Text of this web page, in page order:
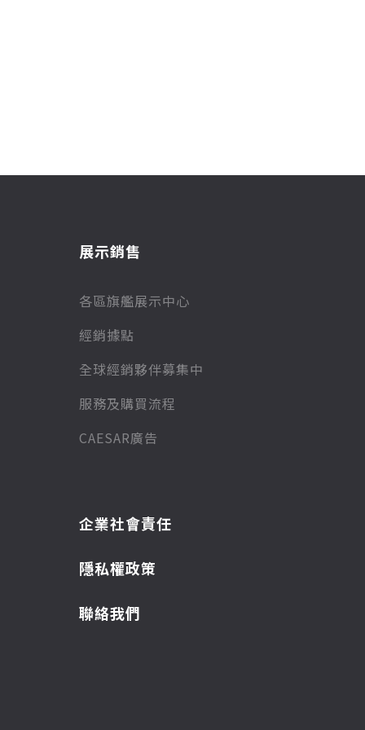
展示銷售
各區旗艦展示中心
經銷據點
全球經銷夥伴募集中
服務及購買流程
CAESAR廣告
企業社會責任
隱私權政策
聯絡我們